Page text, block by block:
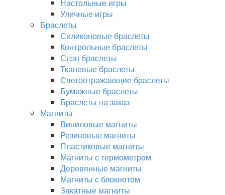
Настольные игры
Уличные игры
Браслеты
Силиконовые браслеты
Контрольные браслеты
Слэп браслеты
Тканевые браслеты
Светоотражающие браслеты
Бумажные браслеты
Браслеты на заказ
Магниты
Виниловые магниты
Резиновые магниты
Пластиковые магниты
Магниты с термометром
Деревянные магниты
Магниты с блокнотом
Закатные магниты